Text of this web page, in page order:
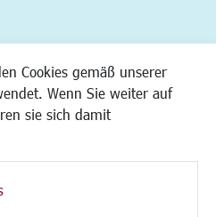
Cookies gemäß unserer
Wenn Sie weiter auf
sie sich damit